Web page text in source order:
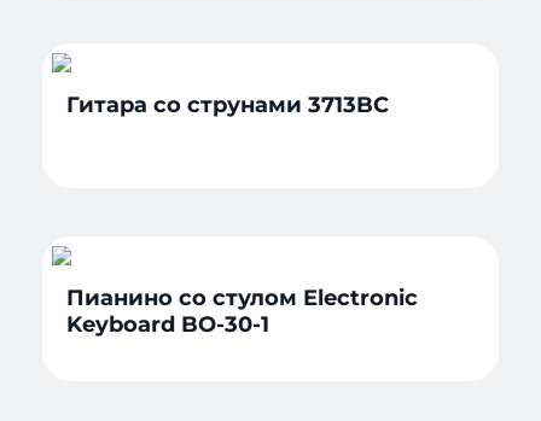
Гитара со струнами 3713BC
Пианино со стулом Electronic
Keyboard BO-30-1